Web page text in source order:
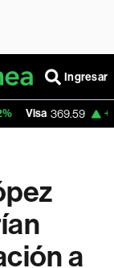
Ingresar
+1.07%
a